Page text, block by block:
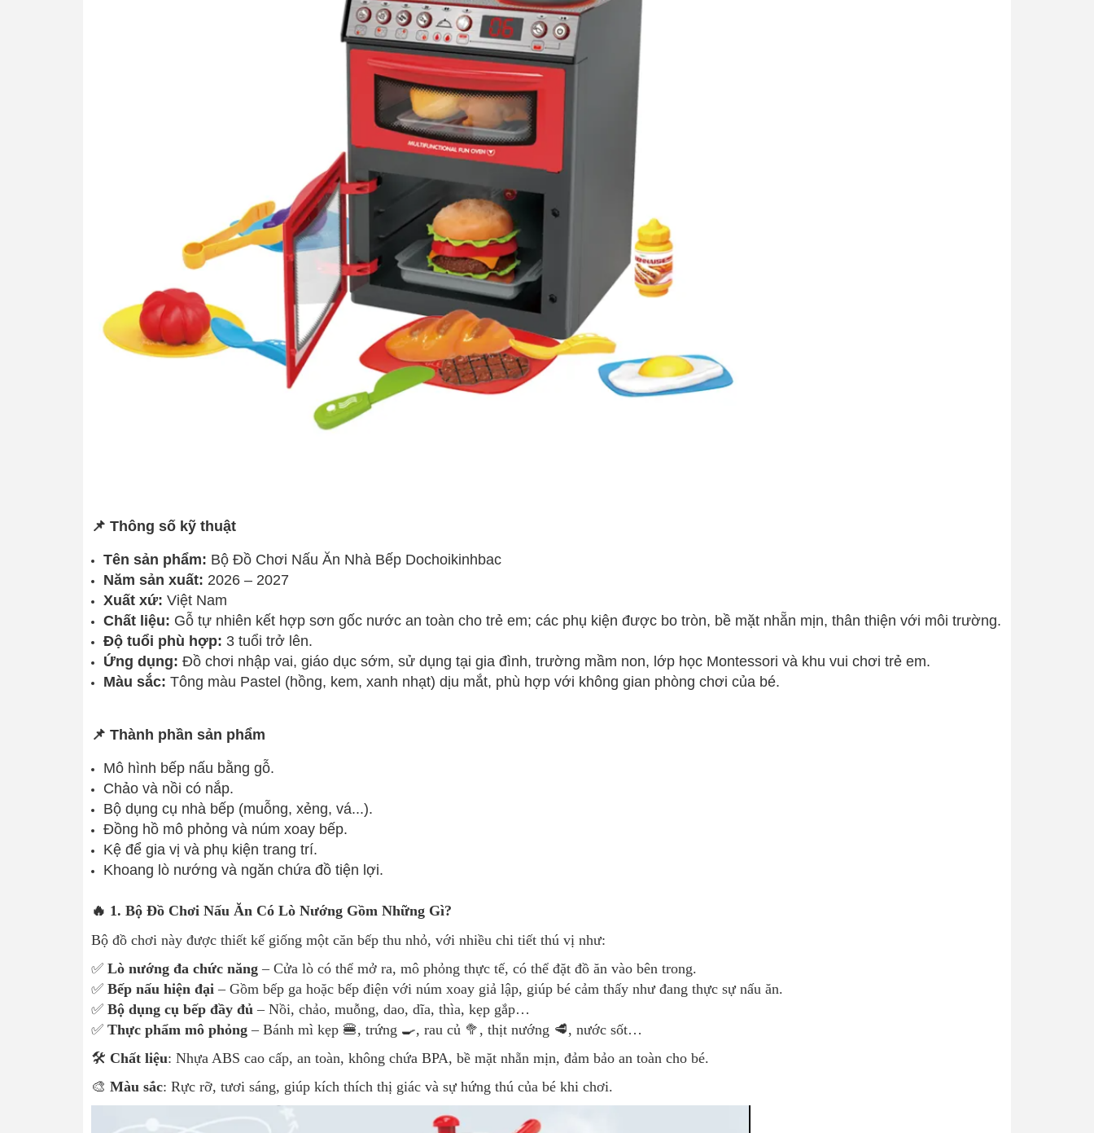
📌 Thông số kỹ thuật
Tên sản phẩm: Bộ Đồ Chơi Nấu Ăn Nhà Bếp Dochoikinhbac
Năm sản xuất: 2026 – 2027
Xuất xứ: Việt Nam
Chất liệu: Gỗ tự nhiên kết hợp sơn gốc nước an toàn cho trẻ em; các phụ kiện được bo tròn, bề mặt nhẵn mịn, thân thiện với môi trường.
Độ tuổi phù hợp: 3 tuổi trở lên.
Ứng dụng: Đồ chơi nhập vai, giáo dục sớm, sử dụng tại gia đình, trường mầm non, lớp học Montessori và khu vui chơi trẻ em.
Màu sắc: Tông màu Pastel (hồng, kem, xanh nhạt) dịu mắt, phù hợp với không gian phòng chơi của bé.
📌 Thành phần sản phẩm
Mô hình bếp nấu bằng gỗ.
Chảo và nồi có nắp.
Bộ dụng cụ nhà bếp (muỗng, xẻng, vá...).
Đồng hồ mô phỏng và núm xoay bếp.
Kệ để gia vị và phụ kiện trang trí.
Khoang lò nướng và ngăn chứa đồ tiện lợi.
🔥 1. Bộ Đồ Chơi Nấu Ăn Có Lò Nướng Gồm Những Gì?
Bộ đồ chơi này được thiết kế giống một căn bếp thu nhỏ, với nhiều chi tiết thú vị như:
✅ Lò nướng đa chức năng – Cửa lò có thể mở ra, mô phỏng thực tế, có thể đặt đồ ăn vào bên trong.
✅ Bếp nấu hiện đại – Gồm bếp ga hoặc bếp điện với núm xoay giả lập, giúp bé cảm thấy như đang thực sự nấu ăn.
✅ Bộ dụng cụ bếp đầy đủ – Nồi, chảo, muỗng, dao, dĩa, thìa, kẹp gắp…
✅ Thực phẩm mô phỏng – Bánh mì kẹp 🍔, trứng 🍳, rau củ 🥦, thịt nướng 🥩, nước sốt…
🛠️ Chất liệu: Nhựa ABS cao cấp, an toàn, không chứa BPA, bề mặt nhẵn mịn, đảm bảo an toàn cho bé.
🎨 Màu sắc: Rực rỡ, tươi sáng, giúp kích thích thị giác và sự hứng thú của bé khi chơi.